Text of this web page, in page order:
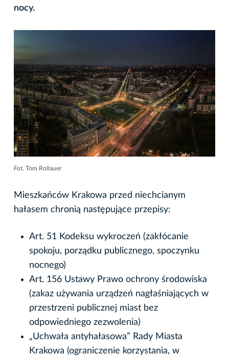
nocy.
Fot. Tom Rollauer
Mieszkańców Krakowa przed niechcianym
hałasem chronią następujące przepisy:
Art. 51 Kodeksu wykroczeń (zakłócanie
spokoju, porządku publicznego, spoczynku
nocnego)
Art. 156 Ustawy Prawo ochrony środowiska
(zakaz używania urządzeń nagłaśniających w
przestrzeni publicznej miast bez
odpowiedniego zezwolenia)
„Uchwała antyhałasowa” Rady Miasta
Krakowa (ograniczenie korzystania, w